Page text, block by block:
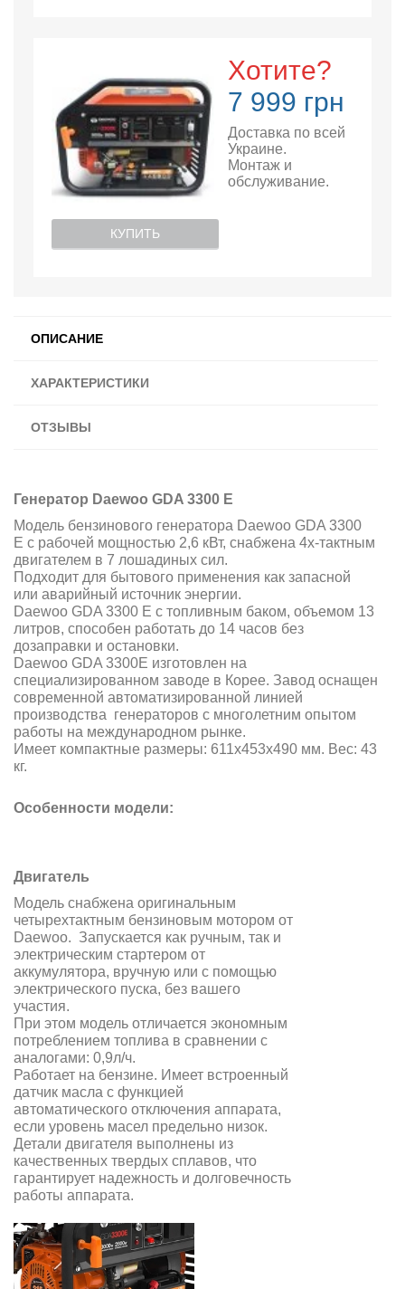
Хотите?
7 999 грн
Доставка по всей
Украине.
Монтаж и
обслуживание.
КУПИТЬ
ОПИСАНИЕ
ХАРАКТЕРИСТИКИ
ОТЗЫВЫ
Генератор Daewoo GDA 3300 E
Модель бензинового генератора Daewoo GDA 3300
E с рабочей мощностью 2,6 кВт, снабжена 4х-тактным
двигателем в 7 лошадиных сил.
Подходит для бытового применения как запасной
или аварийный источник энергии.
Daewoo GDA 3300 E с топливным баком, объемом 13
литров, способен работать до 14 часов без
дозаправки и остановки.
Daewoo GDA 3300E изготовлен на
специализированном заводе в Корее. Завод оснащен
современной автоматизированной линией
производства генераторов с многолетним опытом
работы на международном рынке.
Имеет компактные размеры: 611х453х490 мм. Вес: 43
кг.
Особенности модели:
Двигатель
Модель снабжена оригинальным
четырехтактным бензиновым мотором от
Daewoo. Запускается как ручным, так и
электрическим стартером от
аккумулятора, вручную или с помощью
электрического пуска, без вашего
участия.
При этом модель отличается экономным
потреблением топлива в сравнении с
аналогами: 0,9л/ч.
Работает на бензине. Имеет встроенный
датчик масла с функцией
автоматического отключения аппарата,
если уровень масел предельно низок.
Детали двигателя выполнены из
качественных твердых сплавов, что
гарантирует надежность и долговечность
работы аппарата.